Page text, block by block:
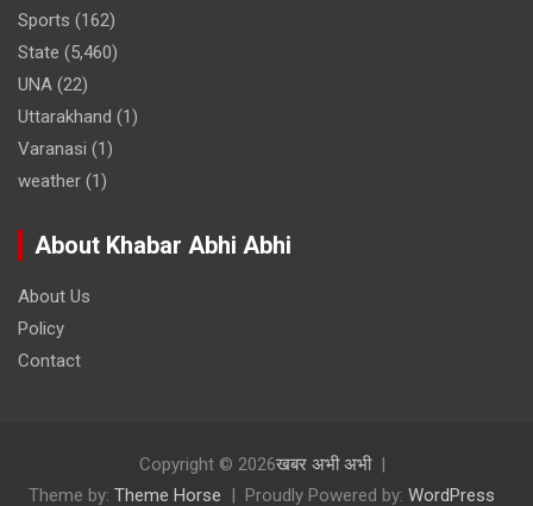
Sports (162)
State (5,460)
UNA (22)
Uttarakhand (1)
Varanasi (1)
weather (1)
About Khabar Abhi Abhi
About Us
Policy
Contact
Copyright © 2026खबर अभी अभी
Theme by: Theme Horse Proudly Powered by: WordPress